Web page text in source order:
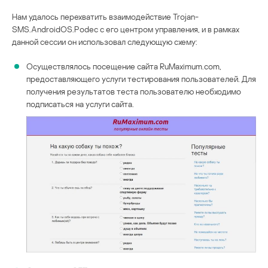
Нам удалось перехватить взаимодействие Trojan-
SMS.AndroidOS.Podec с его центром управления, и в рамках
данной сессии он использовал следующую схему:
Осуществлялось посещение сайта RuMaximum.com,
предоставляющего услуги тестирования пользователей. Для
получения результатов теста пользователю необходимо
подписаться на услуги сайта.